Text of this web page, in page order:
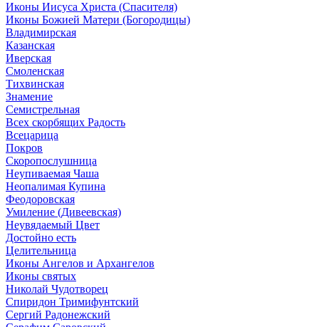
Иконы Иисуса Христа (Спасителя)
Иконы Божией Матери (Богородицы)
Владимирская
Казанская
Иверская
Смоленская
Тихвинская
Знамение
Семистрельная
Всех скорбящих Радость
Всецарица
Покров
Скоропослушница
Неупиваемая Чаша
Неопалимая Купина
Феодоровская
Умиление (Дивеевская)
Неувядаемый Цвет
Достойно есть
Целительница
Иконы Ангелов и Архангелов
Иконы святых
Николай Чудотворец
Спиридон Тримифунтский
Сергий Радонежский